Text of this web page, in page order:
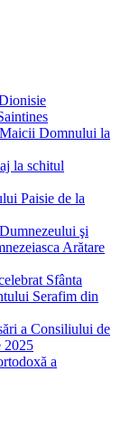
Domnului la
la schitul
Paisie de la
şi
Arătare
Sfânta
Serafim din
a Consiliului de
2025
a